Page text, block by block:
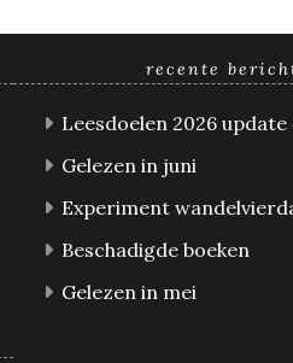
recente
Leesdoelen 2026 update
Gelezen in juni
Experiment
Beschadigde boeken
Gelezen in mei